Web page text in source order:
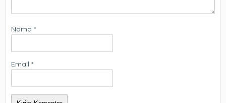
Nama*
Email*